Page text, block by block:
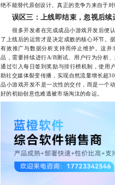
绝不能替代原创设计。真正的竞争力来自于
误区三：上线即结束，忽视后续
很多开发者在完成成品小游戏开发后便认
了上线后的运营才是决定成败的核心环节。
有效推广与数据分析支持而停止维护。这
品，需要持续进行A/B测试、用户行为分析
通过引入每日签到奖励与排行榜机制，使用
助社交媒体裂变传播，实现自然流量增长超
品小游戏开发不是一次性的交付，而是一个
好的初始创意也难逃被市场淘汰的命运。